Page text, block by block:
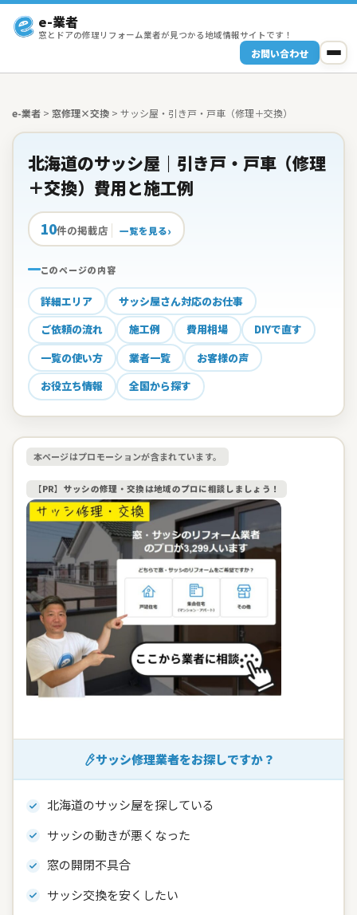
e-業者
窓とドアの修理リフォーム業者が見つかる地域情報サイトです！
お問い合わせ
e-業者 > 窓修理×交換 > サッシ屋・引き戸・戸車（修理＋交換）
北海道のサッシ屋｜引き戸・戸車（修理
＋交換）費用と施工例
10件の掲載店 一覧を見る
このページの内容
詳細エリア
サッシ屋さん対応のお仕事
ご依頼の流れ
施工例 費用相場
DIYで直す
一覧の使い方
業者一覧
お客様の声
お役立ち情報
全国から探す
本ページはプロモーションが含まれています。
【PR】サッシの修理・交換は地域のプロに相談しましょう！
サッシ修理業者をお探しですか？
北海道のサッシ屋を探している
サッシの動きが悪くなった
窓の開閉不具合
サッシ交換を安くしたい